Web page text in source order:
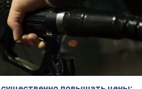
Трампа": суд США
400 млн
немедленно подаст
"ужасным решением"